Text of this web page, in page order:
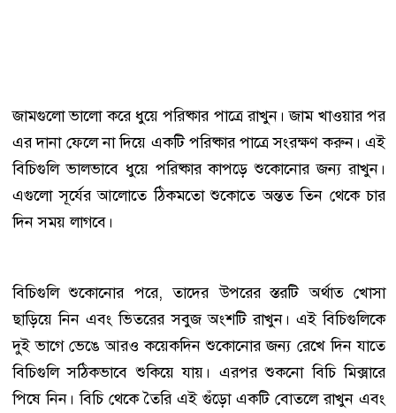
জামগুলো ভালো করে ধুয়ে পরিষ্কার পাত্রে রাখুন। জাম খাওয়ার পর
এর দানা ফেলে না দিয়ে একটি পরিষ্কার পাত্রে সংরক্ষণ করুন। এই
বিচিগুলি ভালভাবে ধুয়ে পরিষ্কার কাপড়ে শুকোনোর জন্য রাখুন।
এগুলো সূর্যের আলোতে ঠিকমতো শুকোতে অন্তত তিন থেকে চার
দিন সময় লাগবে।
বিচিগুলি শুকোনোর পরে, তাদের উপরের স্তরটি অর্থাত্‍ খোসা
ছাড়িয়ে নিন এবং ভিতরের সবুজ অংশটি রাখুন। এই বিচিগুলিকে
দুই ভাগে ভেঙে আরও কয়েকদিন শুকোনোর জন্য রেখে দিন যাতে
বিচিগুলি সঠিকভাবে শুকিয়ে যায়। এরপর শুকনো বিচি মিক্সারে
পিষে নিন। বিচি থেকে তৈরি এই গুঁড়ো একটি বোতলে রাখুন এবং